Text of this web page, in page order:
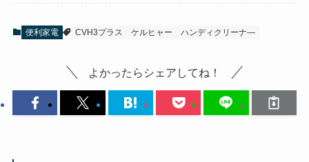
便利家電 CVH3プラス ケルヒャー ハンディクリーナ―
よかったらシェアしてね！